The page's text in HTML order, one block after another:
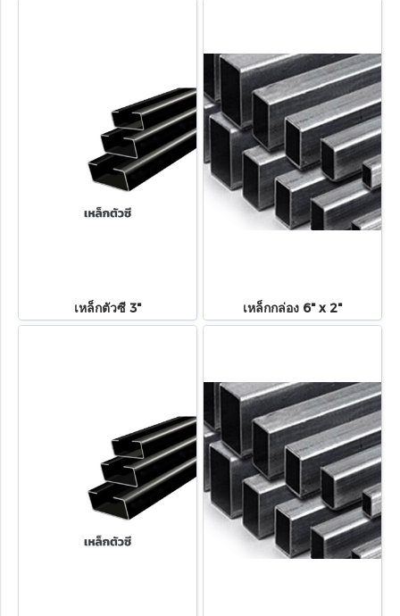
เหล็กตัวซี 3" เหล็กกล่อง 6" x 2"